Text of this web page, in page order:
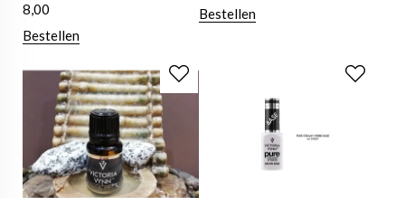
8,00
Bestellen
Bestellen